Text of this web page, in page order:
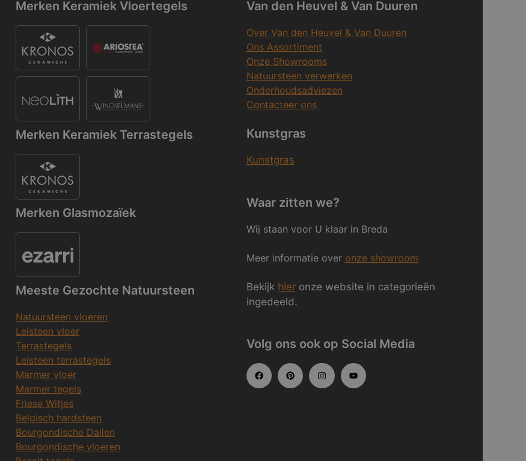
Merken Keramiek Vloertegels
Merken Keramiek Terrastegels
Merken Glasmozaïek
Meeste Gezochte Natuursteen
Natuursteen vloeren
Leisteen vloer
Terrastegels
Leisteen terrastegels
Marmer vloer
Marmer tegels
Friese Witjes
Belgisch hardsteen
Bourgondische Dallen
Bourgondische vloeren
Van den Heuvel & Van Duuren
Over Van den Heuvel & Van Duuren
Ons Assortiment
Onze Showrooms
Natuursteen verwerken
Onderhoudsadviezen
Contacteer ons
Kunstgras
Kunstgras
Waar zitten we?
Wij staan voor U klaar in Breda
Meer informatie over onze showroom
Bekijk hieronze website in categorieën
ingedeeld.
Volg ons ook op Social Media